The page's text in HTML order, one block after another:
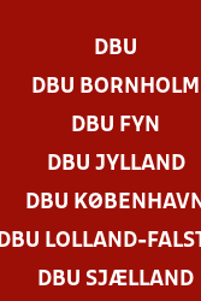
DBU
DBU BORNHOLM
DBU FYN
DBU JYLLAND
DBU KØBENHAVN
DBU LOLLAND-
DBU SJÆLLAND